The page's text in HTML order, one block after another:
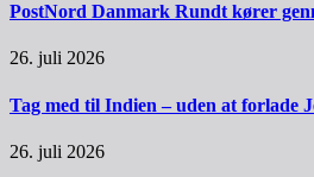
PostNord Danmark Rundt kører
26. juli 2026
Tag med til Indien – uden at forlade
26. juli 2026